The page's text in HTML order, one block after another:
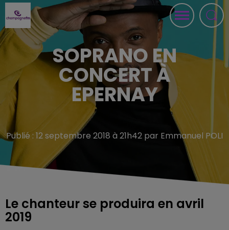
SOPRANO EN
CONCERT À
EPERNAY
Publié : 12 septembre 2018 à 21h42 par Emmanuel POLI
Le chanteur se produira en avril
2019